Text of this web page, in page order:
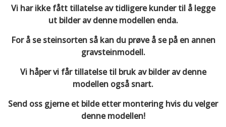
Vi har ikke fått tillatelse av tidligere kunder til å legge
ut bilder av denne modellen enda.
For å se steinsorten så kan du prøve å se på en annen
gravsteinmodell.
Vi håper vi får tillatelse til bruk av bilder av denne
modellen også snart.
Send oss gjerne et bilde etter montering hvis du velger
denne modellen!